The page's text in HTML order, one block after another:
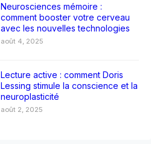
Neurosciences mémoire :
comment booster votre cerveau
avec les nouvelles technologies
août 4, 2025
Lecture active : comment Doris
Lessing stimule la conscience et la
neuroplasticité
août 2, 2025